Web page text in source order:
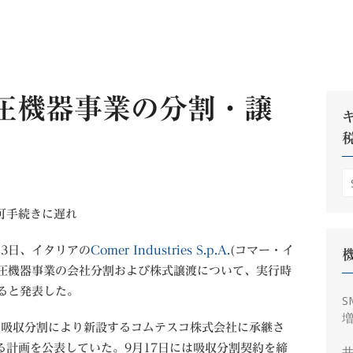
機器事業の分割・譲
手続きに遅れ
日、イタリアのComer Industries S.p.A.(コマー・イ
機器事業の会社分割および株式譲渡について、実行時
発表した。
収分割により新設するコムテスコ株式会社に承継さ
画を公表していた。9月17日には吸収分割契約を締